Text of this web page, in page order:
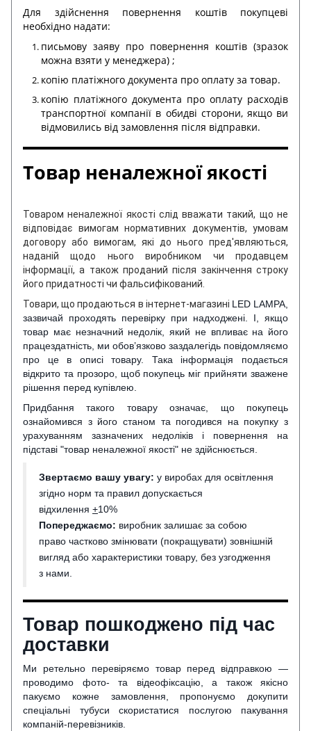
Для здійснення повернення коштів покупцеві
необхідно надати:
письмову заяву про повернення коштів (зразок
можна взяти у менеджера) ;
копію платіжного документа про оплату за товар.
копію платіжного документа про оплату расходів
транспортної компанії в обидві сторони, якщо ви
відмовились від замовлення після відправки.
Товар неналежної якості
Товаром неналежної якості слід вважати такий, що не
відповідає вимогам нормативних документів, умовам
договору або вимогам, які до нього пред'являються,
наданій щодо нього виробником чи продавцем
інформації, а також проданий після закінчення строку
його придатності чи фальсифікований.
Товари, що продаються в інтернет-магазині LED LAMPA,
зазвичай проходять перевірку при надходжені. І, якщо
товар має незначний недолік, який не впливає на його
працездатність, ми обов’язково заздалегідь повідомляємо
про це в описі товару. Така інформація подається
відкрито та прозоро, щоб покупець міг прийняти зважене
рішення перед купівлею.
Придбання такого товару означає, що покупець
ознайомився з його станом та погодився на покупку з
урахуванням зазначених недоліків і повернення на
підставі "товар неналежної якості" не здійснюється.
Звертаємо вашу увагу: у виробах для освітлення
згідно норм та правил допускається
відхилення +10%
Попереджаємо: виробник залишає за собою
право частково змінювати (покращувати) зовнішній
вигляд або характеристики товару, без узгодження
з нами.
Товар пошкоджено під час
доставки
Ми ретельно перевіряємо товар перед відправкою —
проводимо фото- та відеофіксацію, а також якісно
пакуємо кожне замовлення, пропонуємо докупити
спеціальні тубуси скористатися послугою пакування
компаній-перевізників.